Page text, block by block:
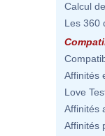
Calcul
Les 360
Affinités
Love
Affinités
Affinités